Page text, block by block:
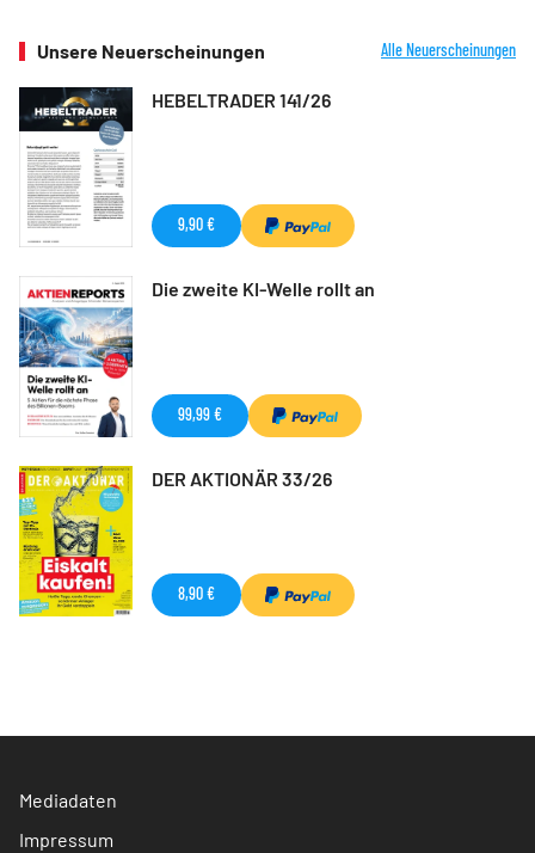
Unsere Neuerscheinungen Alle Neuerscheinungen
HEBELTRADER 141/26
9,90 €
Die zweite KI-Welle rollt an
99,99 €
DER AKTIONÄR 33/26
8,90 €
Mediadaten
Impressum